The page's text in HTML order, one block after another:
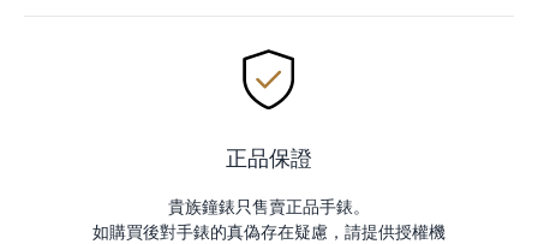
正品保證
貴族鐘錶只售賣正品手錶。
如購買後對手錶的真偽存在疑慮，請提供授權機